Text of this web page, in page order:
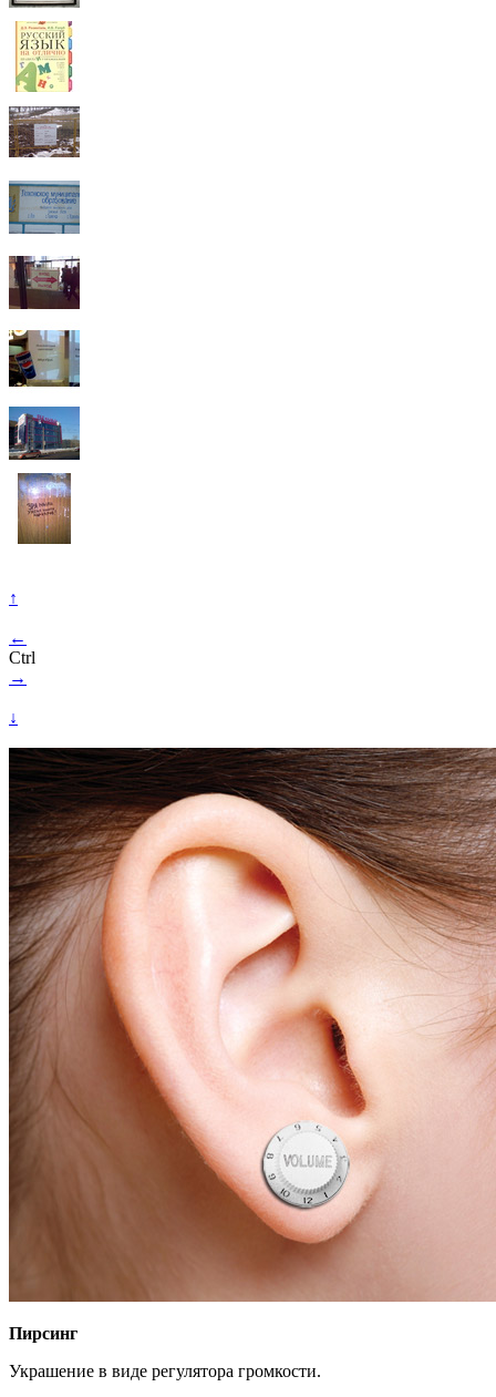
↑
←
Ctrl
→
↓
Пирсинг
Украшение в виде регулятора громкости.